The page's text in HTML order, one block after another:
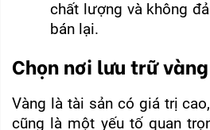
chất lượng và không
bán lại.
Chọn nơi lưu trữ
Vàng là tài sản có giá trị
cũng là một yếu tố quan